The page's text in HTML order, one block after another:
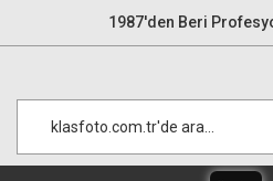
1987'den Beri